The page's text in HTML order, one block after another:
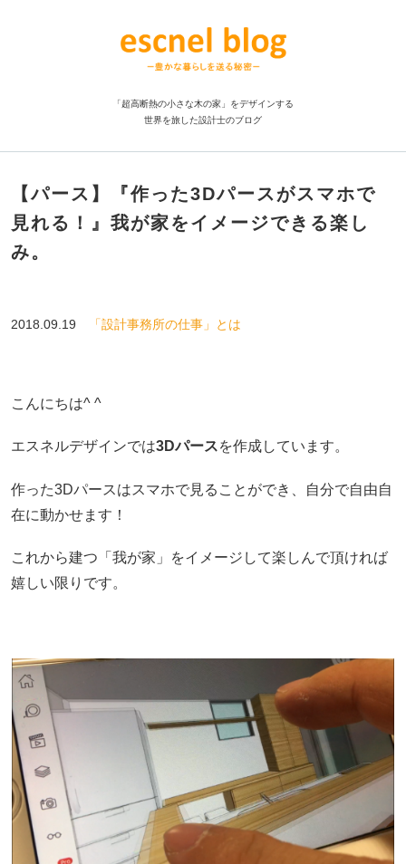
「超高断熱の小さな木の家」をデザインする
世界を旅した設計士のブログ
【パース】『作った3Dパースがスマホで
見れる！』我が家をイメージできる楽し
み。
2018.09.19 「設計事務所の仕事」とは
こんにちは^ ^
エスネルデザインでは3Dパースを作成しています。
作った3Dパースはスマホで見ることができ、 自分で自由自
在に動かせます！
これから建つ「我が家」をイメージして楽しんで頂ければ
嬉しい限りです。